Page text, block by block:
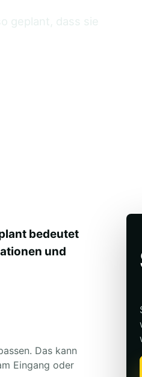
geplant, dass sie
bedeutet
und
Das kann
Eingang oder